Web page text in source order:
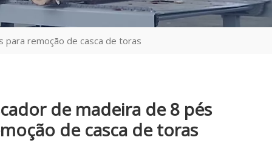
para remoção de casca de toras
de madeira de 8 pés
de casca de toras